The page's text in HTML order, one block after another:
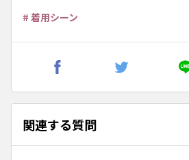
# 着用シーン
関連する質問